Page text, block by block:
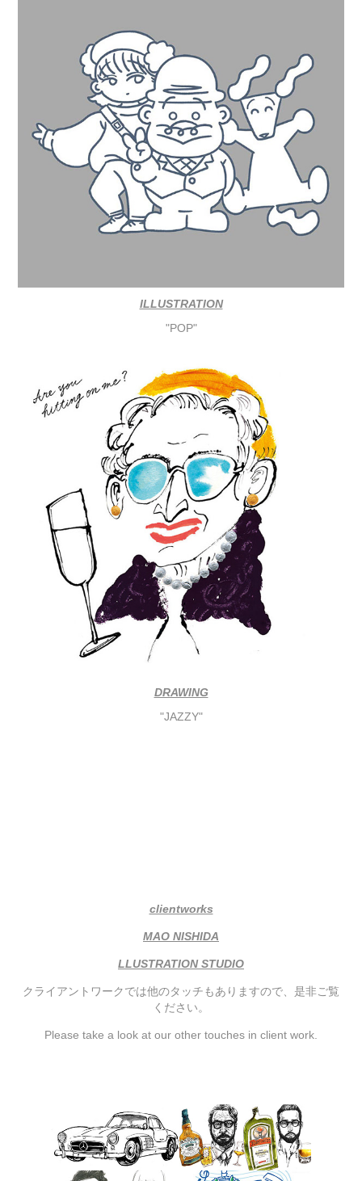
ILLUSTRATION
"POP"
DRAWING
"JAZZY"
clientworks
MAO NISHIDA
LLUSTRATION STUDIO
クライアントワークでは他のタッチもありますので、是非ご覧
ください。
Please take a look at our other touches in client work.